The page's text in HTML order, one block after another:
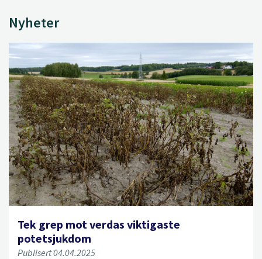
Nyheter
Tek grep mot verdas viktigaste
potetsjukdom
Publisert 04.04.2025